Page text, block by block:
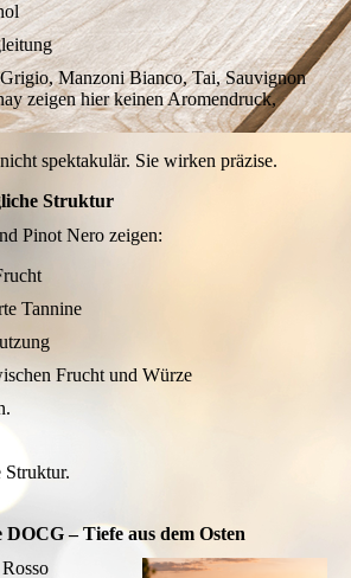
Manzoni Bianco, Tai, Sauvignon
zeigen hier keinen Aromendruck,
spektakulär. Sie wirken präzise.
Struktur
Pinot Nero zeigen:
Tannine
Frucht und Würze
Struktur.
– Tiefe aus dem Osten